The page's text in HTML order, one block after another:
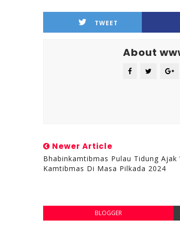
TWEET
About
Newer Article
Bhabinkamtibmas Pulau Tidung Ajak
Kamtibmas Di Masa Pilkada 2024
BLOGGER